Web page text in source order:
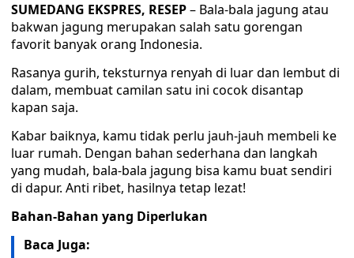
SUMEDANG EKSPRES, RESEP– Bala-bala jagung atau
bakwan jagung merupakan salah satu gorengan
favorit banyak orang Indonesia.
Rasanya gurih, teksturnya renyah di luar dan lembut di
dalam, membuat camilan satu ini cocok disantap
kapan saja.
Kabar baiknya, kamu tidak perlu jauh-jauh membeli ke
luar rumah. Dengan bahan sederhana dan langkah
yang mudah, bala-bala jagung bisa kamu buat sendiri
di dapur. Anti ribet, hasilnya tetap lezat!
Bahan-Bahan yang Diperlukan
Baca Juga: